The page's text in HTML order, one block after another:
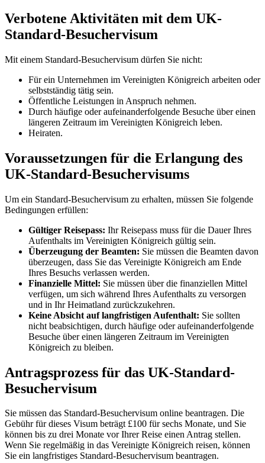
Verbotene Aktivitäten mit dem UK-
Standard-Besuchervisum
Mit einem Standard-Besuchervisum dürfen Sie nicht:
Für ein Unternehmen im Vereinigten Königreich arbeiten oder
selbstständig tätig sein.
Öffentliche Leistungen in Anspruch nehmen.
Durch häufige oder aufeinanderfolgende Besuche über einen
längeren Zeitraum im Vereinigten Königreich leben.
Heiraten.
Voraussetzungen für die Erlangung des
UK-Standard-Besuchervisums
Um ein Standard-Besuchervisum zu erhalten, müssen Sie folgende
Bedingungen erfüllen:
Gültiger Reisepass: Ihr Reisepass muss für die Dauer Ihres
Aufenthalts im Vereinigten Königreich gültig sein.
Überzeugung der Beamten: Sie müssen die Beamten davon
überzeugen, dass Sie das Vereinigte Königreich am Ende
Ihres Besuchs verlassen werden.
Finanzielle Mittel: Sie müssen über die finanziellen Mittel
verfügen, um sich während Ihres Aufenthalts zu versorgen
und in Ihr Heimatland zurückzukehren.
Keine Absicht auf langfristigen Aufenthalt: Sie sollten
nicht beabsichtigen, durch häufige oder aufeinanderfolgende
Besuche über einen längeren Zeitraum im Vereinigten
Königreich zu bleiben.
Antragsprozess für das UK-Standard-
Besuchervisum
Sie müssen das Standard-Besuchervisum online beantragen. Die
Gebühr für dieses Visum beträgt £100 für sechs Monate, und Sie
können bis zu drei Monate vor Ihrer Reise einen Antrag stellen.
Wenn Sie regelmäßig in das Vereinigte Königreich reisen, können
Sie ein langfristiges Standard-Besuchervisum beantragen.